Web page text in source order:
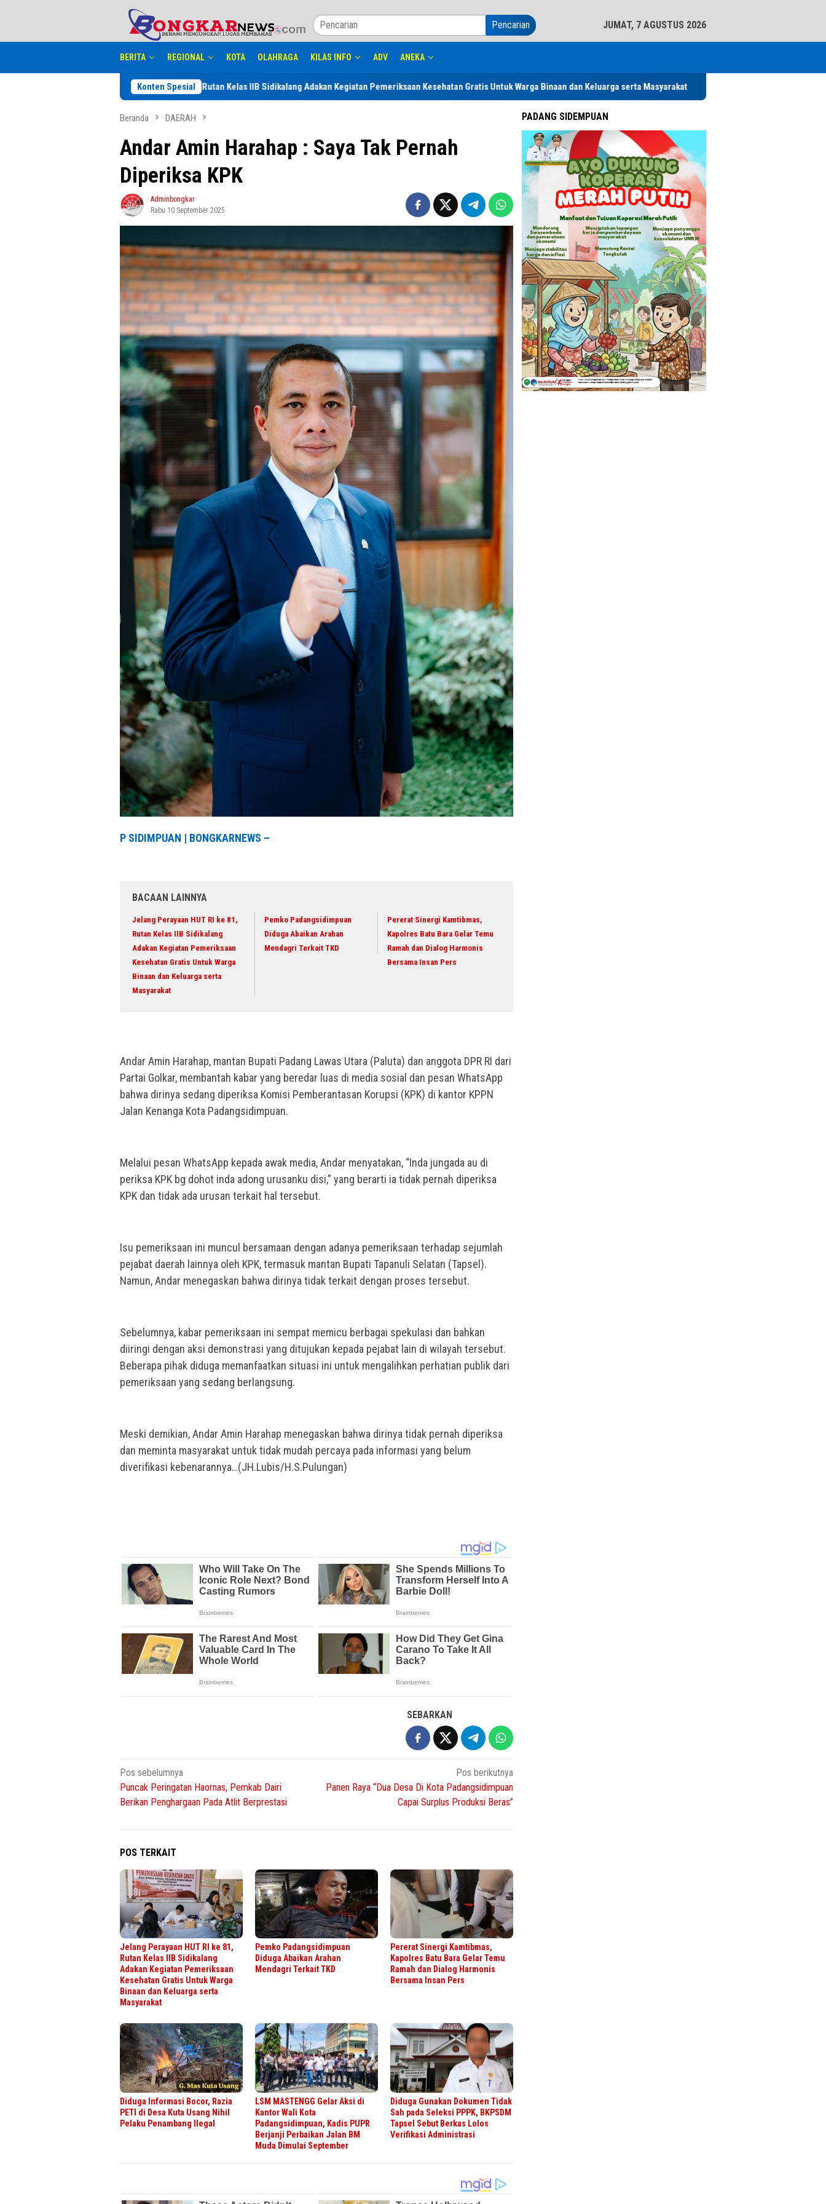
Pencarian JUMAT, 7 AGUSTUS 2026
BERITA REGIONAL KOTA OLAHRAGA KILAS INFO ADV ANEKA
Konten Spesial
Perayaan HUT RI ke 81, Rutan Kelas IIB Sidikalang Adakan Kegiatan Pemeriksaan Kesehatan Gratis Untuk Warga Binaan dan Keluarga serta Masyarakat Pemko Padangsidimpuan Diduga Abaikan Arahan
Beranda DAERAH
Andar Amin Harahap : Saya Tak Pernah
Diperiksa KPK
Adminbongkar
Rabu 10 September 2025
P SIDIMPUAN | BONGKARNEWS –
BACAAN LAINNYA
Jelang Perayaan HUT RI ke 81,
Rutan Kelas IIB Sidikalang
Adakan Kegiatan Pemeriksaan
Kesehatan Gratis Untuk Warga
Binaan dan Keluarga serta
Masyarakat
Pemko Padangsidimpuan
Diduga Abaikan Arahan
Mendagri Terkait TKD
Pererat Sinergi Kamtibmas,
Kapolres Batu Bara Gelar Temu
Ramah dan Dialog Harmonis
Bersama Insan Pers
Andar Amin Harahap, mantan Bupati Padang Lawas Utara (Paluta) dan anggota DPR RI dari
Partai Golkar, membantah kabar yang beredar luas di media sosial dan pesan WhatsApp
bahwa dirinya sedang diperiksa Komisi Pemberantasan Korupsi (KPK) di kantor KPPN
Jalan Kenanga Kota Padangsidimpuan.
Melalui pesan WhatsApp kepada awak media, Andar menyatakan, “Inda jungada au di
periksa KPK bg dohot inda adong urusanku disi,” yang berarti ia tidak pernah diperiksa
KPK dan tidak ada urusan terkait hal tersebut.
Isu pemeriksaan ini muncul bersamaan dengan adanya pemeriksaan terhadap sejumlah
pejabat daerah lainnya oleh KPK, termasuk mantan Bupati Tapanuli Selatan (Tapsel).
Namun, Andar menegaskan bahwa dirinya tidak terkait dengan proses tersebut.
Sebelumnya, kabar pemeriksaan ini sempat memicu berbagai spekulasi dan bahkan
diiringi dengan aksi demonstrasi yang ditujukan kepada pejabat lain di wilayah tersebut.
Beberapa pihak diduga memanfaatkan situasi ini untuk mengalihkan perhatian publik dari
pemeriksaan yang sedang berlangsung.
Meski demikian, Andar Amin Harahap menegaskan bahwa dirinya tidak pernah diperiksa
dan meminta masyarakat untuk tidak mudah percaya pada informasi yang belum
diverifikasi kebenarannya…(JH.Lubis/H.S.Pulungan)
SEBARKAN
Navigasi
pos
Pos sebelumnya
Puncak Peringatan Haornas, Pemkab Dairi
Berikan Penghargaan Pada Atlit Berprestasi
Pos berikutnya
Panen Raya “Dua Desa Di Kota Padangsidimpuan
Capai Surplus Produksi Beras”
POS TERKAIT
Jelang Perayaan HUT RI ke 81,
Rutan Kelas IIB Sidikalang
Adakan Kegiatan Pemeriksaan
Kesehatan Gratis Untuk Warga
Binaan dan Keluarga serta
Masyarakat
Pemko Padangsidimpuan
Diduga Abaikan Arahan
Mendagri Terkait TKD
Pererat Sinergi Kamtibmas,
Kapolres Batu Bara Gelar Temu
Ramah dan Dialog Harmonis
Bersama Insan Pers
Diduga Informasi Bocor, Razia
PETI di Desa Kuta Usang Nihil
Pelaku Penambang Ilegal
LSM MASTENGG Gelar Aksi di
Kantor Wali Kota
Padangsidimpuan, Kadis PUPR
Berjanji Perbaikan Jalan BM
Muda Dimulai September
Diduga Gunakan Dokumen Tidak
Sah pada Seleksi PPPK, BKPSDM
Tapsel Sebut Berkas Lolos
Verifikasi Administrasi
PADANG SIDEMPUAN